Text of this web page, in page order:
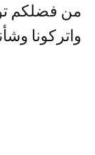
من فضلكم
واتركونا